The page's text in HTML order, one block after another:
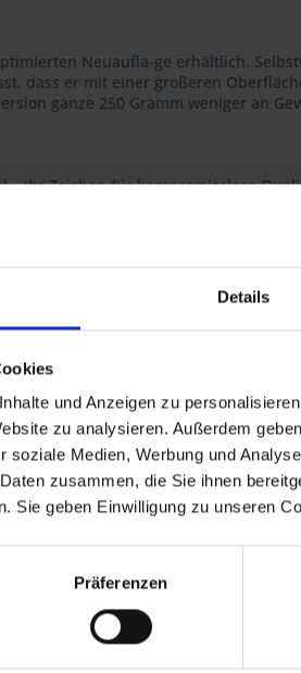
Details
und Anzeigen zu
zu analysieren. Außerdem
soziale Medien, Werbung und
zusammen, die Sie ihnen
Sie geben Einwilligung zu unseren
Präferenzen
Neuaufla-ge erhältlich.
dass er mit einer großeren
ganze 250 Gramm weniger an
– Ihr Zeichen für kompromisslose
in Deutschland. Made in Germany.
1,0 Liter erhöht werden – wodurch
Power Kit und Replacement Kit
im Hauptständer muss evtl. eine
(Art.-Nr. 1113427) benötigt.
Federnsatz Art.Nr. 1113103.
R 80RT, R 100/7, R 100, R 100T, R
R 100RT
PD, R 80R, R 80R Mystic, R 100R, R